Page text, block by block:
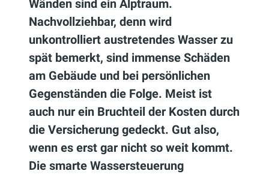
Wänden sind ein Alptraum.
Nachvollziehbar, denn wird
unkontrolliert austretendes Wasser zu
spät bemerkt, sind immense Schäden
am Gebäude und bei persönlichen
Gegenständen die Folge. Meist ist
auch nur ein Bruchteil der Kosten durch
die Versicherung gedeckt. Gut also,
wenn es erst gar nicht so weit kommt.
Die smarte Wassersteuerung